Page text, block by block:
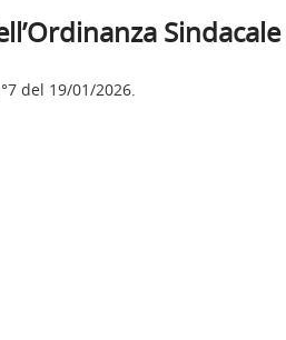
del 19/01/2026.